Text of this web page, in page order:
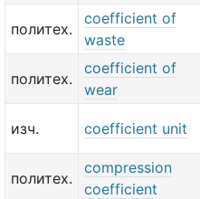
политех.
coefficient of
waste
политех.
coefficient of
wear
изч. coefficient unit
политех.
compression
coefficient